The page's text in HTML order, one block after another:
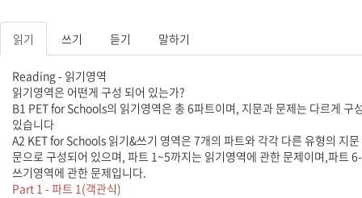
읽기 쓰기 듣기 말하기
Reading - 읽기영역
읽기영역은 어떤게 구성 되어 있는가?
B1 PET for Schools의 읽기영역은 총 6파트이며, 지문과 문제는 다르게 구
있습니다
A2 KET for Schools 읽기&쓰기 영역은 7개의 파트와 각각 다른 유형의 지문
문으로 구성되어 있으며, 파트 1~5까지는 읽기영역에 관한 문제이며,파트
쓰기영역에 관한 문제입니다.
Part 1 - 파트 1(객관식)